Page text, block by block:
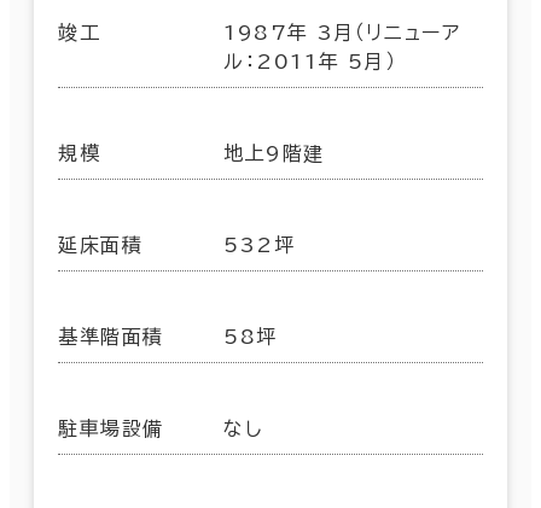
竣工
1987年 3月（リニューア
ル：2011年 5月）
規模 地上9階建
延床面積 532坪
基準階面積 58坪
駐車場設備 なし